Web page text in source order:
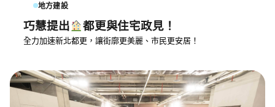
地方建設
巧慧提出 都更與住宅政見！
全力加速新北都更，讓街廓更美麗、市民更安居！